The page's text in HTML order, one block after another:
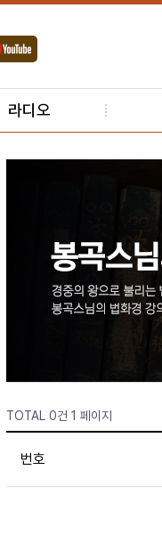
라디오
TOTAL 0건 1 페이지
번호